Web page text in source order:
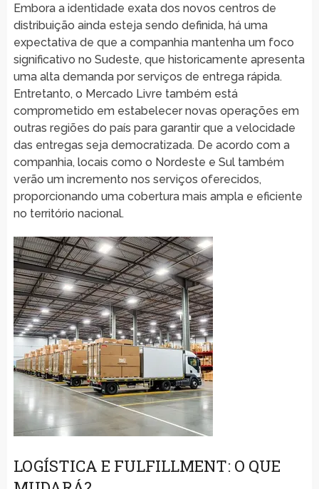
Embora a identidade exata dos novos centros de
distribuição ainda esteja sendo definida, há uma
expectativa de que a companhia mantenha um foco
significativo no Sudeste, que historicamente apresenta
uma alta demanda por serviços de entrega rápida.
Entretanto, o Mercado Livre também está
comprometido em estabelecer novas operações em
outras regiões do país para garantir que a velocidade
das entregas seja democratizada. De acordo com a
companhia, locais como o Nordeste e Sul também
verão um incremento nos serviços oferecidos,
proporcionando uma cobertura mais ampla e eficiente
no território nacional.
LOGÍSTICA E FULFILLMENT: O QUE